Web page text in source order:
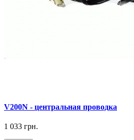
V200N - центральная проводка
1 033 грн.